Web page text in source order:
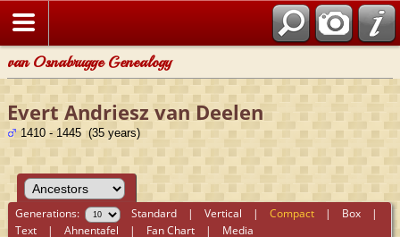
van Osnabrugge Genealogy
Evert Andriesz van Deelen
1410 - 1445 (35 years)
Generations: Standard |Vertical |Compact | Box |
Text |Ahnentafel | Fan Chart | Media